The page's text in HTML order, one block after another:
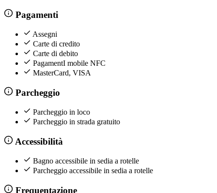
Pagamenti
Assegni
Carte di credito
Carte di debito
PagamentI mobile NFC
MasterCard, VISA
Parcheggio
Parcheggio in loco
Parcheggio in strada gratuito
Accessibilità
Bagno accessibile in sedia a rotelle
Parcheggio accessibile in sedia a rotelle
Frequentazione